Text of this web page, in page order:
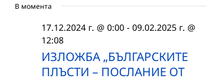
В момента
ИЗЛОЖБА „БЪЛГАРСКИТЕ
ПЛЪСТИ – ПОСЛАНИЕ ОТ
17.12.2024 г. @ 0:00 - 09.02.2025 г. @
12:08